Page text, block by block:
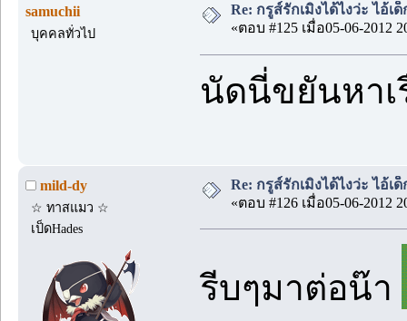
samuchii
บุคคลทั่วไป
Re: กรูส์รักเมิงได้ไงว่ะ ไอ้
«ตอบ #125 เมื่อ05-06-2012
นัดนี่ขยันหาเ
mild-dy
☆ ทาสแมว ☆
เป็ดHades
Re: กรูส์รักเมิงได้ไงว่ะ ไอ้
«ตอบ #126 เมื่อ05-06-2012
รีบๆมาต่อน๊า